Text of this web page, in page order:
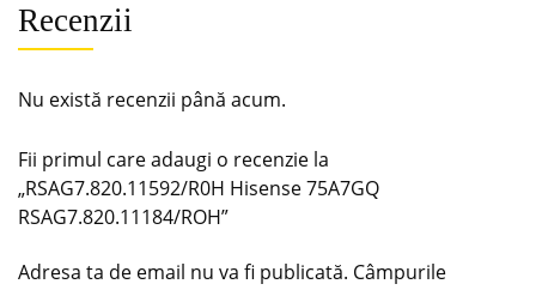
Recenzii
Nu există recenzii până acum.
Fii primul care adaugi o recenzie la
„RSAG7.820.11592/R0H Hisense 75A7GQ
RSAG7.820.11184/ROH”
Adresa ta de email nu va fi publicată. Câmpurile